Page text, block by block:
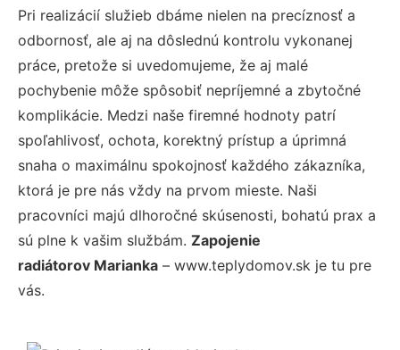
Pri realizácií služieb dbáme nielen na precíznosť a
odbornosť, ale aj na dôslednú kontrolu vykonanej
práce, pretože si uvedomujeme, že aj malé
pochybenie môže spôsobiť nepríjemné a zbytočné
komplikácie. Medzi naše firemné hodnoty patrí
spoľahlivosť, ochota, korektný prístup a úprimná
snaha o maximálnu spokojnosť každého zákazníka,
ktorá je pre nás vždy na prvom mieste. Naši
pracovníci majú dlhoročné skúsenosti, bohatú prax a
sú plne k vašim službám. Zapojenie
radiátorov Marianka – www.teplydomov.sk je tu pre
vás.